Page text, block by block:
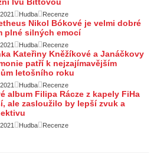
Hudba Recenze
Nikol Bókové je velmi dobré
plné silných emocí
Hudba Recenze
Kateřiny Kněžíkové a Janáčkovy
patří k nejzajímavějším
letošního roku
Hudba Recenze
album Filipa Rácze z kapely FiHa
ale zasloužilo by lepší zvuk a
Hudba Recenze